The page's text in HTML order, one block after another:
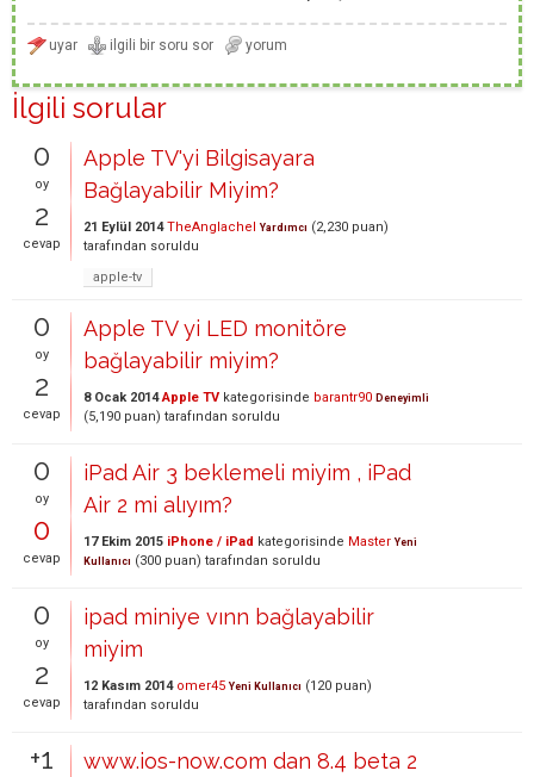
İlgili sorular
0
oy
2
cevap
Apple TV'yi Bilgisayara
Bağlayabilir Miyim?
21 Eylül 2014 TheAnglachel Yardımcı (2,230 puan)
tarafından soruldu
apple-tv
0
oy
2
cevap
Apple TV yi LED monitöre
bağlayabilir miyim?
8 Ocak 2014 Apple TV kategorisinde barantr90 Deneyimli
(5,190 puan) tarafından soruldu
0
oy
0
cevap
iPad Air 3 beklemeli miyim , iPad
Air 2 mi alıyım?
17 Ekim 2015 iPhone / iPad kategorisinde Master Yeni
Kullanıcı (300 puan) tarafından soruldu
0
oy
2
cevap
ipad miniye vınn bağlayabilir
miyim
12 Kasım 2014 omer45 Yeni Kullanıcı (120 puan)
tarafından soruldu
+1
www.ios-now.com dan 8.4 beta 2